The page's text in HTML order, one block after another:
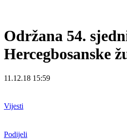
Održana 54.
Hercegbosanske
11.12.18 15:59
Vijesti
Podijeli